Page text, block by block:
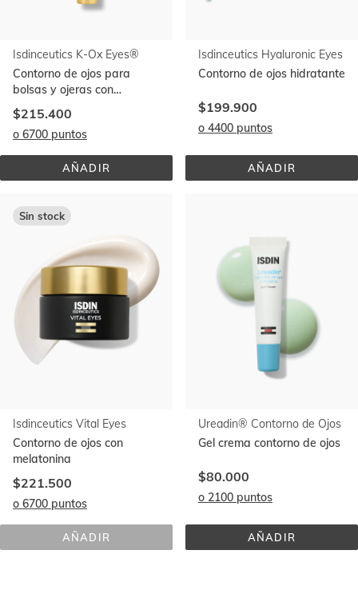
Isdinceutics K-Ox Eyes®
Contorno de ojos para
bolsas y ojeras con
Vitamina K-Oxido
$215.400
o 6700 puntos
AÑADIRISDINCEUTICS
Isdinceutics Hyaluronic Eyes
Contorno de ojos hidratante
$199.900
o 4400 puntos
AÑADIRISDINCEUTICS
Isdinceutics Vital Eyes
Contorno de ojos con
melatonina
$221.500
o 6700 puntos
Sin stock
AÑADIRISDINCEUTICS
Ureadin® Contorno de Ojos
Gel crema contorno de ojos
$80.000
o 2100 puntos
AÑADIRUREADIN®